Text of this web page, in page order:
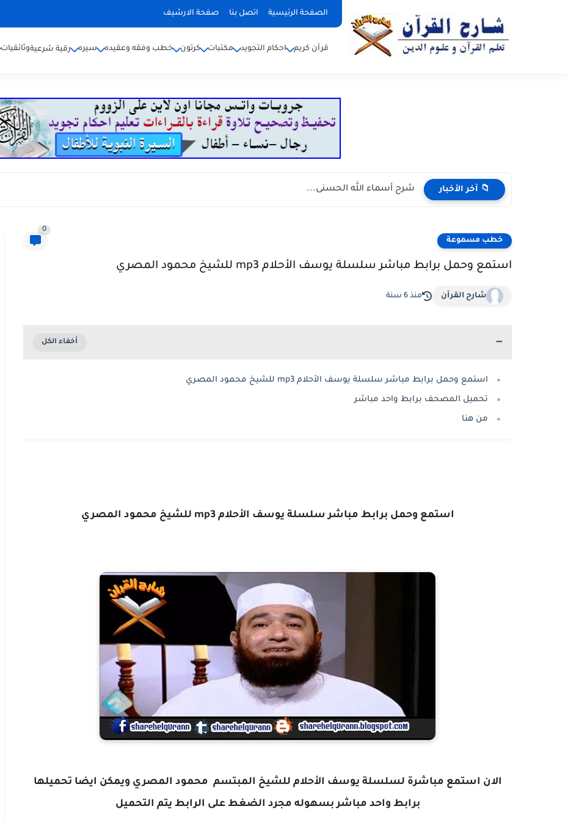
الصفحة الرئيسية اتصل بنا صفحة الارشيف
قرآن كريم احكام التجويد مكتبات كرتون خطب وفقه وعقيده سيره رقية شرعيةوثائقيات
📁 آخر الأخبار شرح أسماء الله الحسنى...
خطب مسموعة
0
استمع وحمل برابط مباشر سلسلة يوسف الأحلام mp3 للشيخ محمود المصري
شارح القرآن منذ 6 سنة
استمع وحمل برابط مباشر سلسلة يوسف الأحلام mp3 للشيخ محمود المصري
تحميل المصحف برابط واحد مباشر
من هنا
استمع وحمل برابط مباشر سلسلة يوسف الأحلام mp3 للشيخ محمود المصري
الان استمع مباشرة لسلسلة يوسف الأحلام للشيخ المبتسم محمود المصري ويمكن ايضا تحميلها
برابط واحد مباشر بسهوله مجرد الضغط على الرابط يتم التحميل